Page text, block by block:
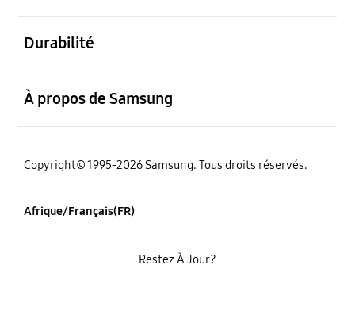
Durabilité
À propos de Samsung
Copyright© 1995-2026 Samsung. Tous droits réservés.
Afrique/Français(FR)
Restez À Jour?